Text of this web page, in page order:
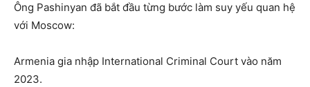
Ông Pashinyan đã bắt đầu từng bước làm suy yếu quan hệ
với Moscow:
Armenia gia nhập International Criminal Court vào năm
2023.